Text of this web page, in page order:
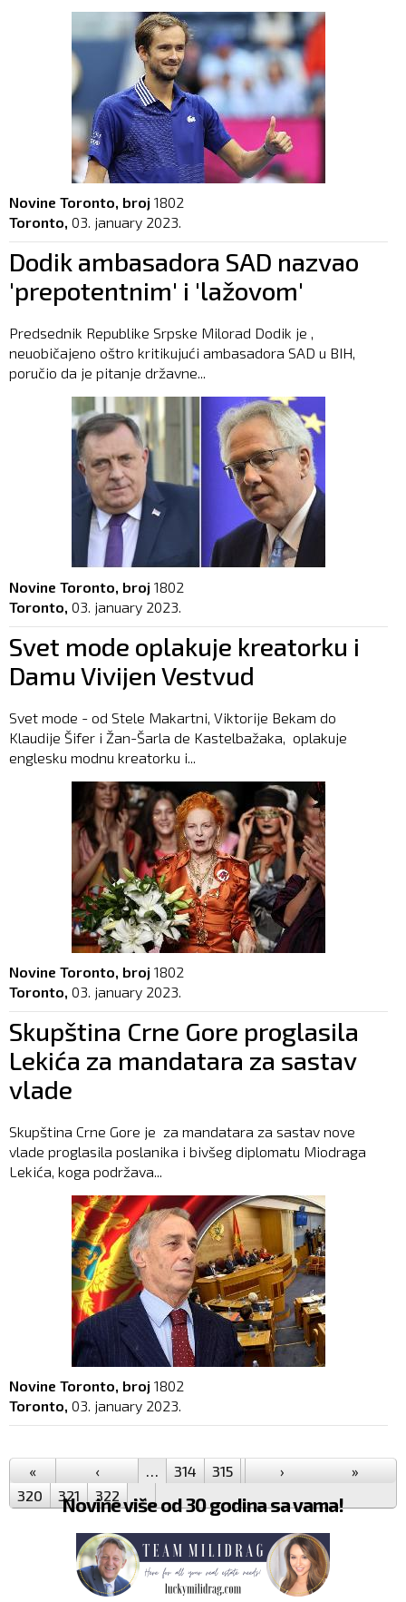
Novine Toronto, broj 1802
Toronto, 03. january 2023.
Dodik ambasadora SAD nazvao
'prepotentnim' i 'lažovom'
Predsednik Republike Srpske Milorad Dodik je ,
neuobičajeno oštro kritikujući ambasadora SAD u BIH,
poručio da je pitanje državne...
Novine Toronto, broj 1802
Toronto, 03. january 2023.
Svet mode oplakuje kreatorku i
Damu Vivijen Vestvud
Svet mode - od Stele Makartni, Viktorije Bekam do
Klaudije Šifer i Žan-Šarla de Kastelbažaka, oplakuje
englesku modnu kreatorku i...
Novine Toronto, broj 1802
Toronto, 03. january 2023.
Skupština Crne Gore proglasila
Lekića za mandatara za sastav
vlade
Skupština Crne Gore je za mandatara za sastav nove
vlade proglasila poslanika i bivšeg diplomatu Miodraga
Lekića, koga podržava...
Novine Toronto, broj 1802
Toronto, 03. january 2023.
Pages
« ‹ 314 315
320
321 322 …
› »
Novine više od 30 godina sa vama!